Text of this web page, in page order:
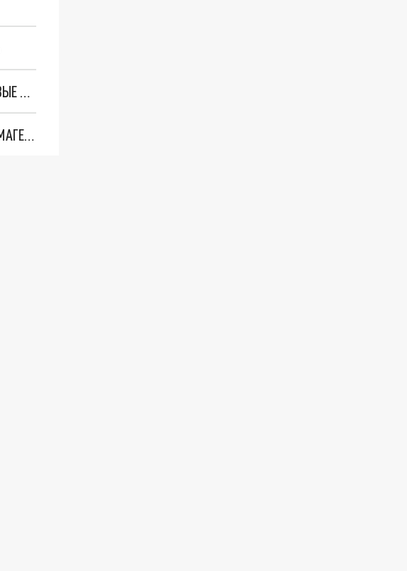
"ОЧЕНЬ ПЛОХИЕ НОВОСТИ": БОЛЬШАЯ ОШИБКА PALANTIR В РОССИИ. СТРАНЫ НАТО ВПЕРВЫЕ ЗА СВО ОСТАНОВИЛИ ПОСТАВКИ ОРУЖИЯ. ВСУ ТЕРЯЮТ ПРИГРАНИЧЬЕ?
ТРИ ГЛАВНЫХ ИНСАЙДА ОБ СВО. ОТМЕНА МОБИЛИЗАЦИИ И ВОЗВРАЩЕНИЕ "ГЕНЕРАЛА АРМАГЕДДОНА"? ОТЛИЧНЫЕ НОВОСТИ, КОТОРЫЕ ЖДАЛИ ВСЕ